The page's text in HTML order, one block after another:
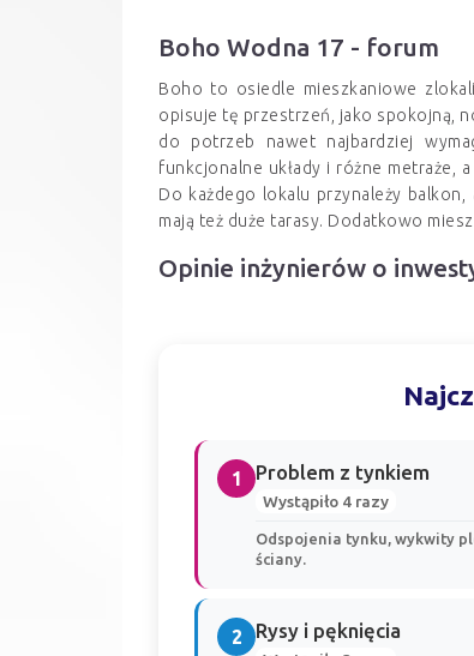
Boho Wodna 17 - forum
Boho to osiedle mieszkaniowe
opisuje tę przestrzeń, jako spokojną,
do potrzeb nawet najbardziej
funkcjonalne układy i różne metraże,
Do każdego lokalu przynależy
mają też duże tarasy. Dodatkowo
Opinie inżynierów o
1 Problem z tynkiem
Wystąpiło 4 razy
Odspojenia tynku, wykwity
ściany.
2 Rysy i pęknięcia